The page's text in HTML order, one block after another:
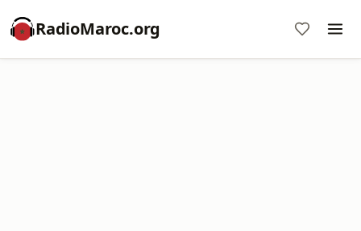
RadioMaroc.org